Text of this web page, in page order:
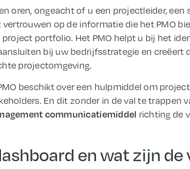
oren, ongeacht of u een projectleider,
op de informatie die het PMO
portfolio. Het PMO helpt u bij het
bij uw bedrijfsstrategie en
projectomgeving.
beschikt over een hulpmiddel om
En dit zonder in de val te trappen
communicatiemiddel richting de
en wat zijn